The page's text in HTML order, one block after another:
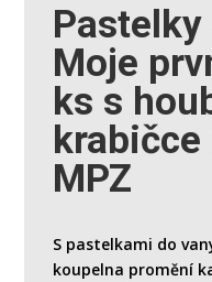
Moje
ks s
MPZ
S pastelkami do
koupelna promění